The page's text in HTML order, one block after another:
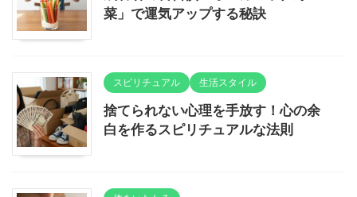
菜」で運気アップする秘訣
スピリチュアル 生活スタイル
捨てられない心理を手放す！心の余
白を作るスピリチュアルな法則